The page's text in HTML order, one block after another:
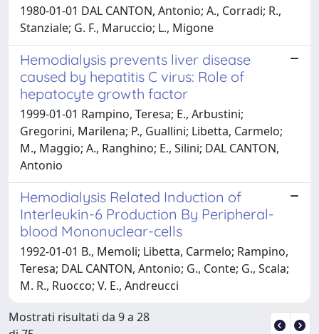
1980-01-01 DAL CANTON, Antonio; A., Corradi; R.,
Stanziale; G. F., Maruccio; L., Migone
Hemodialysis prevents liver disease
caused by hepatitis C virus: Role of
hepatocyte growth factor
1999-01-01 Rampino, Teresa; E., Arbustini;
Gregorini, Marilena; P., Guallini; Libetta, Carmelo;
M., Maggio; A., Ranghino; E., Silini; DAL CANTON,
Antonio
Hemodialysis Related Induction of
Interleukin-6 Production By Peripheral-
blood Mononuclear-cells
1992-01-01 B., Memoli; Libetta, Carmelo; Rampino,
Teresa; DAL CANTON, Antonio; G., Conte; G., Scala;
M. R., Ruocco; V. E., Andreucci
Mostrati risultati da 9 a 28